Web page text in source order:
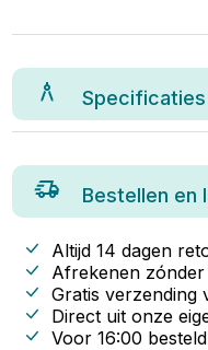
Specificaties
Bestellen en
Altijd 14 dagen
Afrekenen
Gratis verzending
Direct uit onze
Voor 16:00